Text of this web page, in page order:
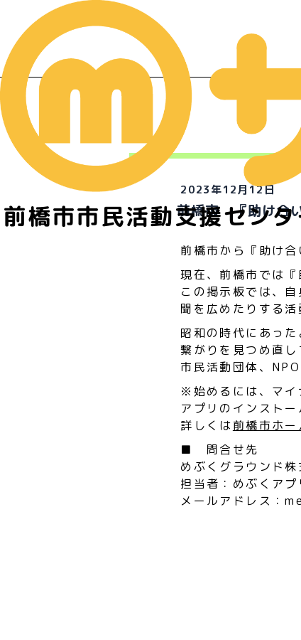
前橋市市民活動支援セン
2023年12月12日
前橋市 『助け合い
前橋市から『助け合
現在、前橋市では
この掲示板では、
聞を広めたりする活
昭和の時代にあっ
繋がりを見つめ直し
市民活動団体、
※始めるには、マ
アプリのインスト
詳しくは前橋市ホ
■ 問合せ先
めぶくグラウンド株
担当者：めぶくアプ
メールアドレス：